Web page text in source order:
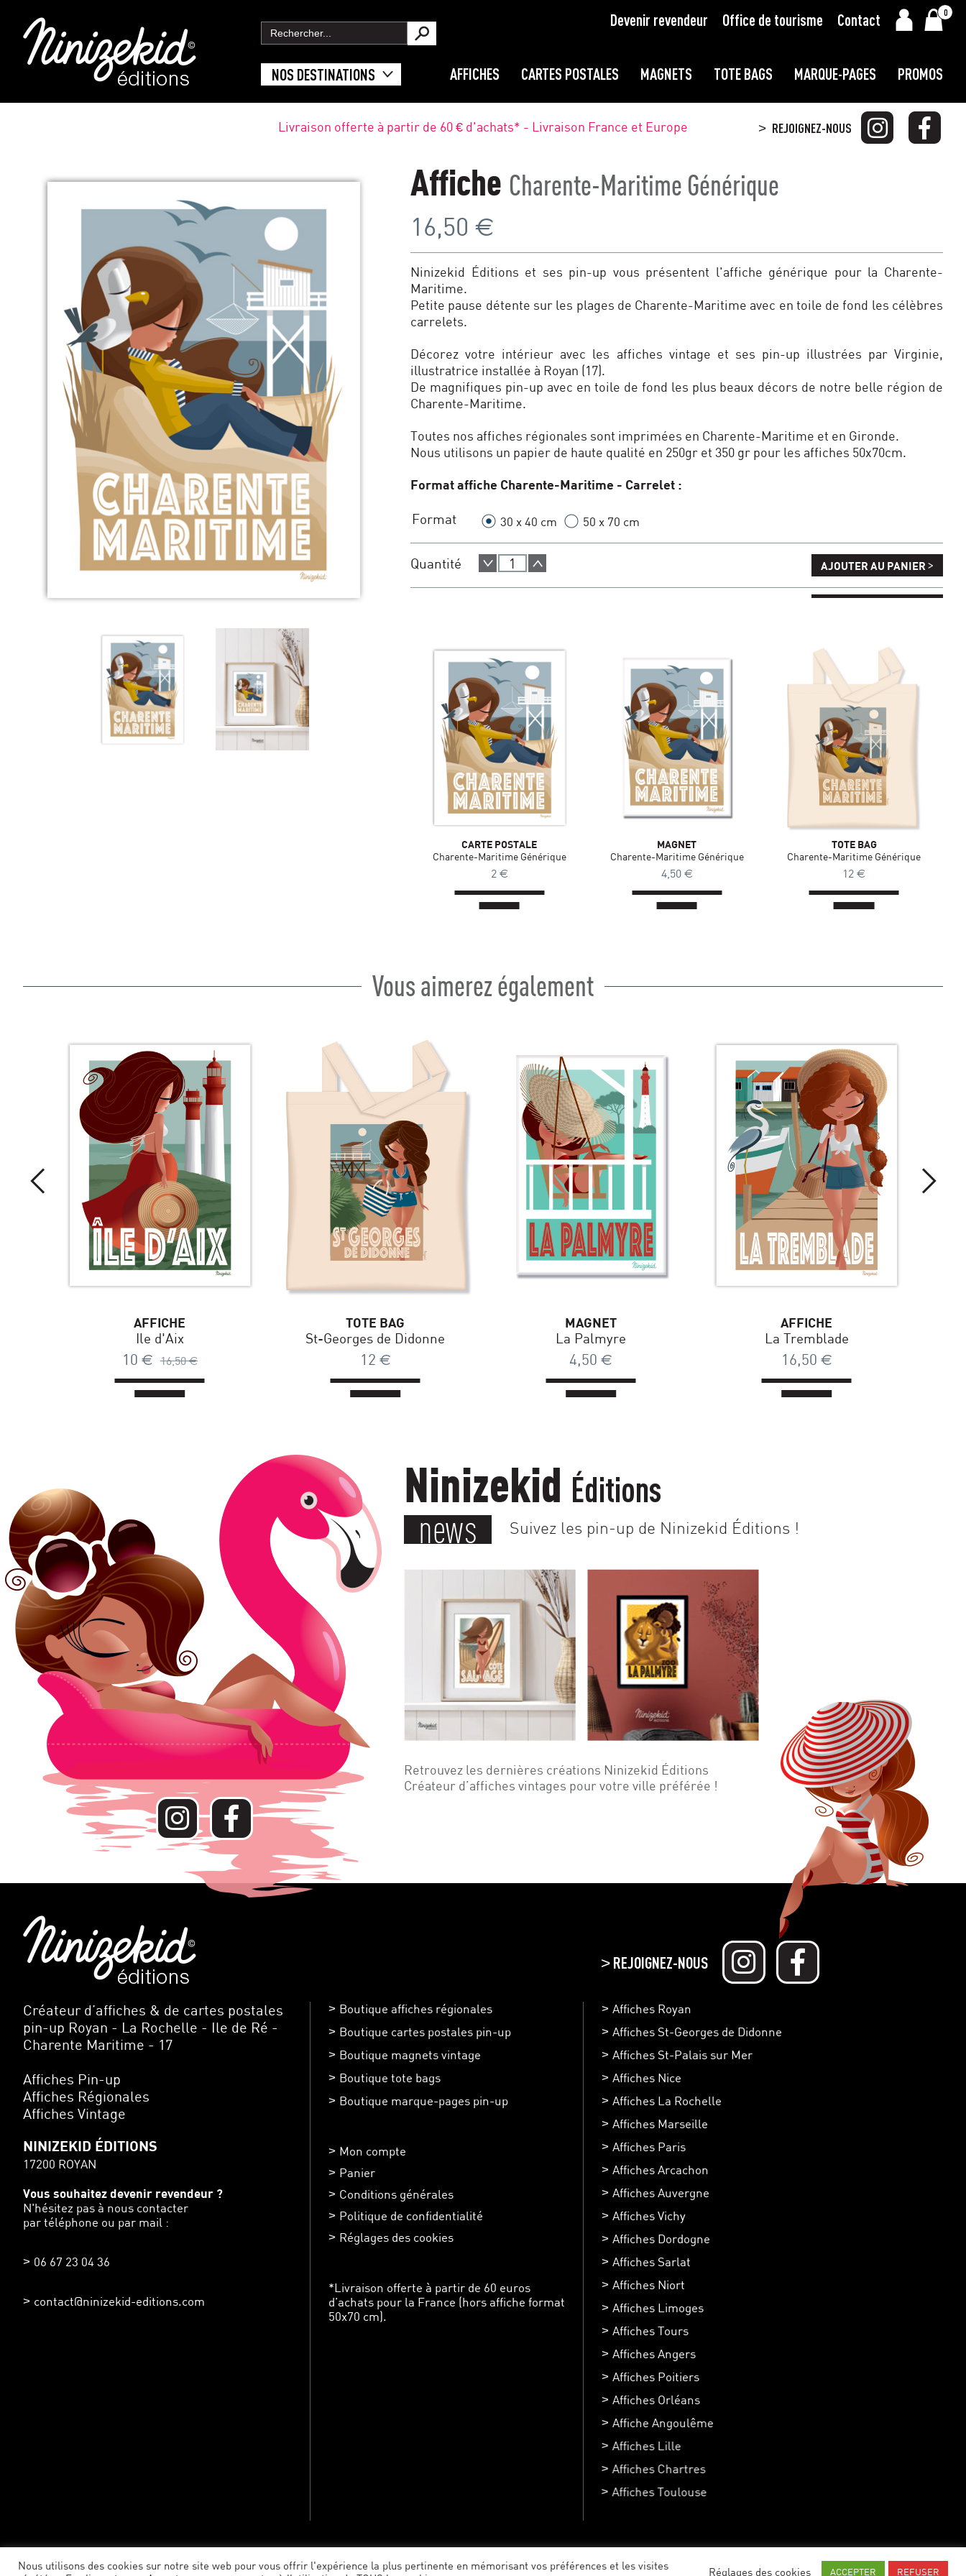
Devenir revendeur Office de tourisme Contact 0
NOS DESTINATIONS AFFICHES CARTES POSTALES MAGNETS TOTE BAGS MARQUE-PAGES PROMOS
> REJOIGNEZ-NOUS
Livraison offerte à partir de 60 € d'achats* - Livraison France et Europe
Affiche Charente-Maritime Générique
16,50 €
Ninizekid Éditions et ses pin-up vous présentent l'affiche générique pour la Charente-
Maritime.
Petite pause détente sur les plages de Charente-Maritime avec en toile de fond les célèbres
carrelets.
Décorez votre intérieur avec les affiches vintage et ses pin-up illustrées par Virginie,
illustratrice installée à Royan (17).
De magnifiques pin-up avec en toile de fond les plus beaux décors de notre belle région de
Charente-Maritime.
Toutes nos affiches régionales sont imprimées en Charente-Maritime et en Gironde.
Nous utilisons un papier de haute qualité en 250gr et 350 gr pour les affiches 50x70cm.
Format affiche Charente-Maritime - Carrelet :
Format 30 x 40 cm 50 x 70 cm
Quantité AJOUTER AU PANIER >
CARTE POSTALE
Charente-Maritime Générique
2 €
MAGNET
Charente-Maritime Générique
4,50 €
TOTE BAG
Charente-Maritime Générique
12€
Vous aimerez également
AFFICHE
Ile d'Aix
10 € 16,50€
TOTE BAG
St-Georges de Didonne
12 €
MAGNET
La Palmyre
4,50 €
AFFICHE
La Tremblade
16,50 €
Ninizekid Éditions
news Suivez les pin-up de Ninizekid Éditions !
Retrouvez les dernières créations Ninizekid Éditions
Créateur d’affiches vintages pour votre ville préférée !
>REJOIGNEZ-NOUS
Créateur d’affiches & de cartes postales
pin-up Royan - La Rochelle - Ile de Ré -
Charente Maritime - 17
Affiches Pin-up
Affiches Régionales
Affiches Vintage
NINIZEKID ÉDITIONS
17200 ROYAN
Vous souhaitez devenir revendeur ?
N'hésitez pas à nous contacter
par téléphone ou par mail :
06 67 23 04 36
contact@ninizekid-editions.com
Boutique affiches régionales
Boutique cartes postales pin-up
Boutique magnets vintage
Boutique tote bags
Boutique marque-pages pin-up
Mon compte
Panier
Conditions générales
Politique de confidentialité
Réglages des cookies
*Livraison offerte à partir de 60 euros
d’achats pour la France (hors affiche format
50x70 cm).
Affiches Royan
Affiches St-Georges de Didonne
Affiches St-Palais sur Mer
Affiches Nice
Affiches La Rochelle
Affiches Marseille
Affiches Paris
Affiches Arcachon
Affiches Auvergne
Affiches Vichy
Affiches Dordogne
Affiches Sarlat
Affiches Niort
Affiches Limoges
Affiches Tours
Affiches Angers
Affiches Poitiers
Affiches Orléans
Affiche Angoulême
Affiches Lille
Affiches Chartres
Affiches Toulouse
Nous utilisons des cookies sur notre site web pour vous offrir l'expérience la plus pertinente en mémorisant vos préférences et les visites
Réglages des cookies ACCEPTER REFUSER